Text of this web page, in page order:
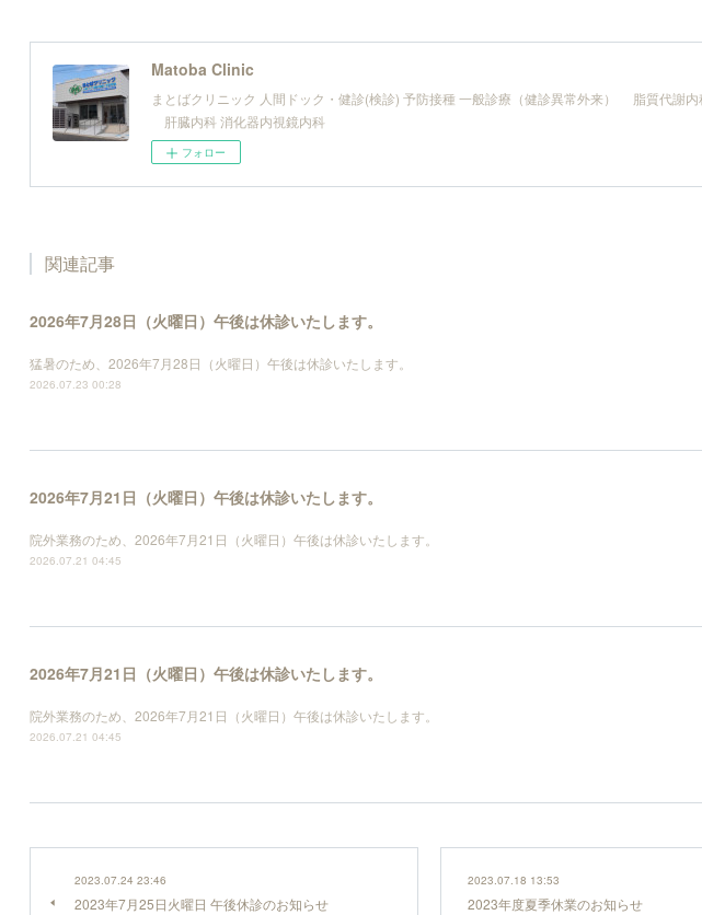
Matoba Clinic
まとばクリニック 人間ドック・健診(検診) 予防接種 一般診療（健診異常外来） 脂質代謝
肝臓内科 消化器内視鏡内科
フォロー
関連記事
2026年7月28日（火曜日）午後は休診いたします。
猛暑のため、2026年7月28日（火曜日）午後は休診いたします。
2026.07.23 00:28
2026年7月21日（火曜日）午後は休診いたします。
院外業務のため、2026年7月21日（火曜日）午後は休診いたします。
2026.07.21 04:45
2026年7月21日（火曜日）午後は休診いたします。
院外業務のため、2026年7月21日（火曜日）午後は休診いたします。
2026.07.21 04:45
2023.07.24 23:46
2023年7月25日火曜日 午後休診のお知らせ
2023.07.18 13:53
2023年度夏季休業のお知らせ